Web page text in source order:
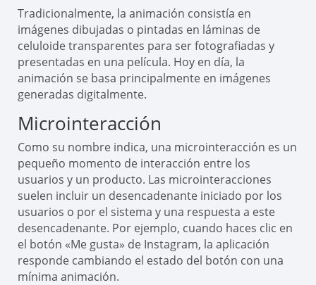
Tradicionalmente, la animación consistía en
imágenes dibujadas o pintadas en láminas de
celuloide transparentes para ser fotografiadas y
presentadas en una película. Hoy en día, la
animación se basa principalmente en imágenes
generadas digitalmente.
Microinteracción
Como su nombre indica, una microinteracción es un
pequeño momento de interacción entre los
usuarios y un producto. Las microinteracciones
suelen incluir un desencadenante iniciado por los
usuarios o por el sistema y una respuesta a este
desencadenante. Por ejemplo, cuando haces clic en
el botón «Me gusta» de Instagram, la aplicación
responde cambiando el estado del botón con una
mínima animación.